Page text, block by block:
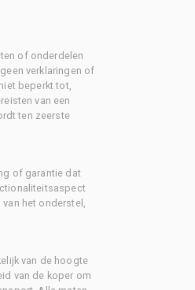
of onderdelen
verklaringen of
beperkt tot,
van een
ten zeerste
of garantie dat
het onderstel,
van de hoogte
van de koper om